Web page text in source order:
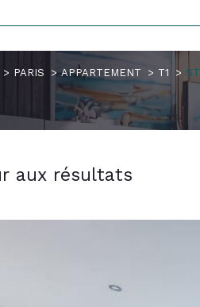
PARIS APPARTEMENT T1
aux résultats